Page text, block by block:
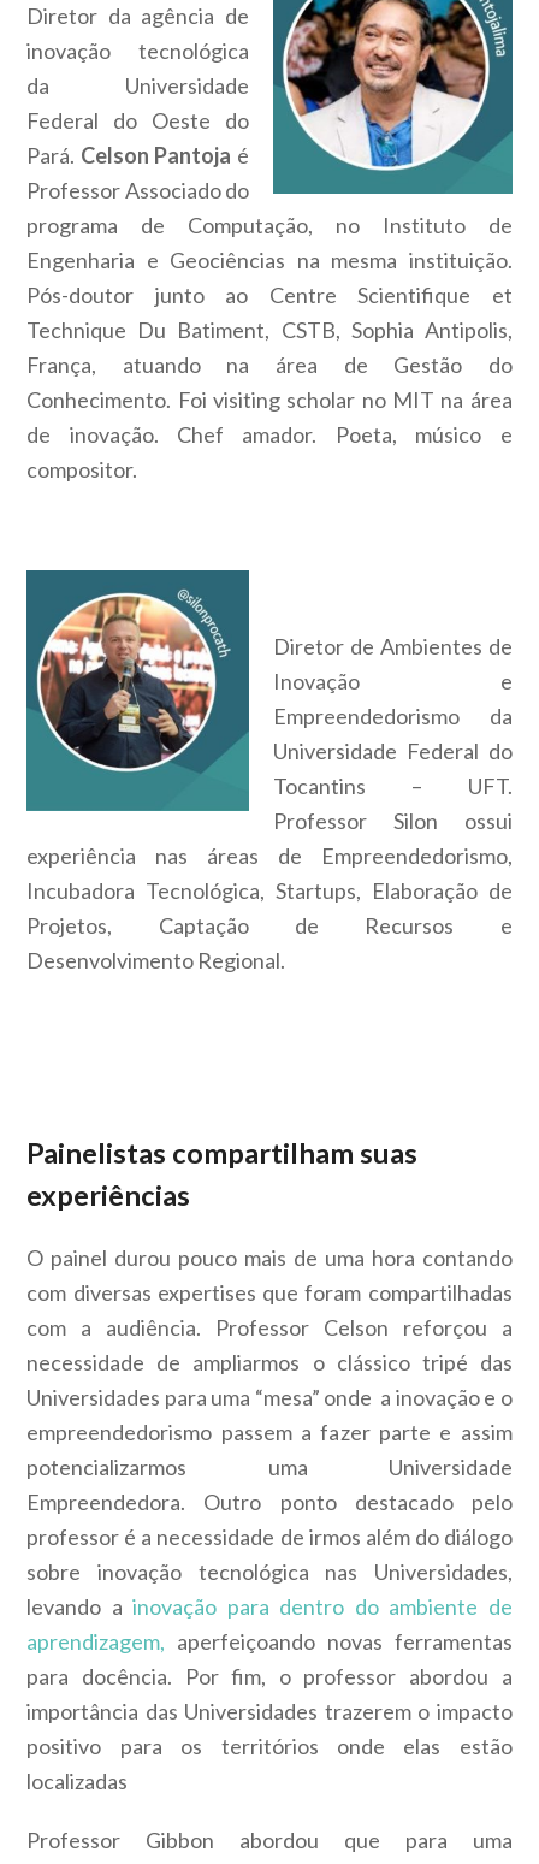
Diretor da agência de
inovação tecnológica
da Universidade
Federal do Oeste do
Pará. Celson Pantoja é
Professor Associado do
programa de Computação, no Instituto de
Engenharia e Geociências na mesma instituição.
Pós-doutor junto ao Centre Scientifique et
Technique Du Batiment, CSTB, Sophia Antipolis,
França, atuandona área de Gestão do
Conhecimento. Foi visiting scholar no MIT na área
de inovação. Chef amador. Poeta, músico e
compositor.
Diretor de Ambientes de
Inovação e
Empreendedorismo da
Universidade Federal do
Tocantins – UFT.
Professor Silon ossui
experiência nas áreas de Empreendedorismo,
Incubadora Tecnológica, Startups, Elaboração de
Projetos, Captação de Recursos e
Desenvolvimento Regional.
Painelistas compartilham suas
experiências
O painel durou pouco mais de uma hora contando
com diversas expertises que foram compartilhadas
com a audiência. Professor Celson reforçou a
necessidade de ampliarmos o clássico tripé das
Universidades para uma “mesa” onde a inovação e o
empreendedorismo passem a fazer parte e assim
potencializarmos uma Universidade
Empreendedora. Outro ponto destacado pelo
professor é a necessidade de irmos além do diálogo
sobre inovação tecnológica nas Universidades,
levando ainovação para dentro do ambiente de
aprendizagem, aperfeiçoando novas ferramentas
para docência. Por fim, o professor abordou a
importância das Universidades trazerem o impacto
positivo para os territórios onde elas estão
localizadas
Professor Gibbon abordou que para uma